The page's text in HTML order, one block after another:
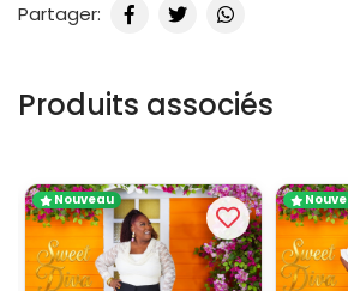
Partager:
Produits associés
Nouveau